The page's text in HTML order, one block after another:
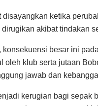
disayangkan ketika
akibat tindakan
konsekuensi besar ini
oleh klub serta jutaan
jawab dan
kerugian bagi sepak